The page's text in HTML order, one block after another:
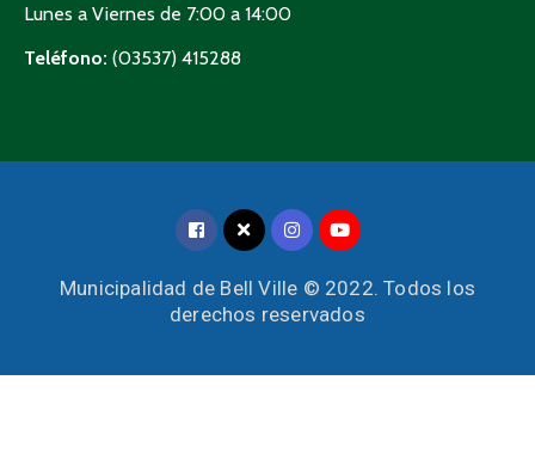
Lunes a Viernes de 7:00 a 14:00
Teléfono: (03537) 415288
Municipalidad de Bell Ville © 2022. Todos los
derechos reservados